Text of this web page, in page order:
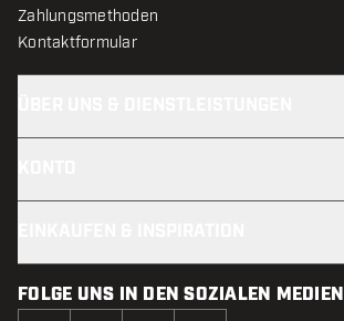
Zahlungsmethoden
Kontaktformular
FOLGE UNS IN DEN SOZIALEN MEDIEN